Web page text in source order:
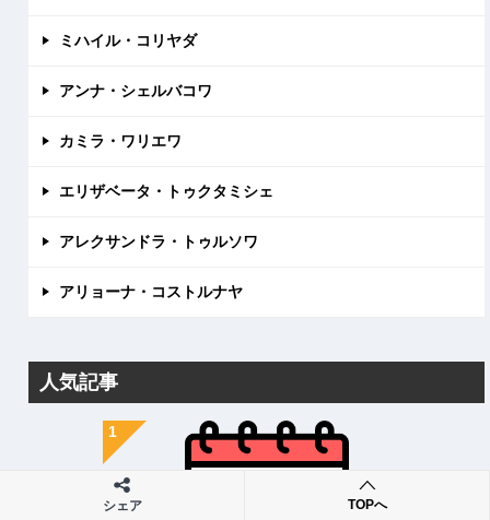
ミハイル・コリヤダ
アンナ・シェルバコワ
カミラ・ワリエワ
エリザベータ・トゥクタミシェ
アレクサンドラ・トゥルソワ
アリョーナ・コストルナヤ
人気記事
シェア TOPへ